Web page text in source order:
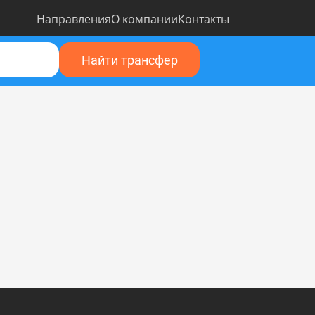
НаправленияО компанииКонтакты
Найти трансфер